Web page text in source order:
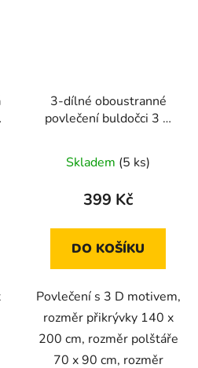
3-dílné oboustranné
povlečení buldočci 3 D
Skladem (5 ks)
399 Kč
DO KOŠÍKU
Povlečení s 3 D motivem,
rozměr přikrývky 140 x
200 cm, rozměr polštáře
70 x 90 cm, rozměr